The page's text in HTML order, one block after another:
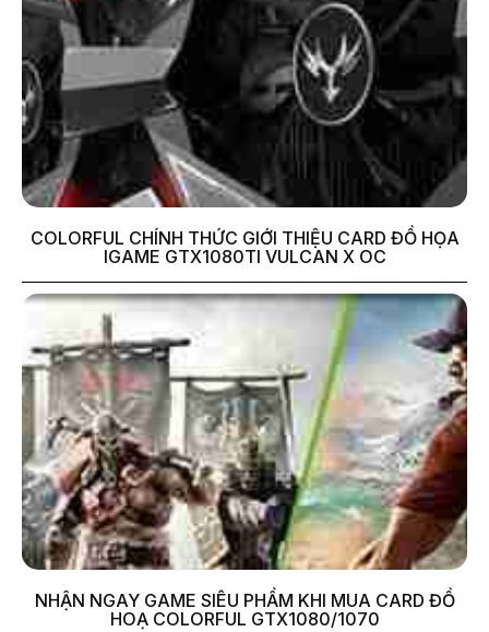
COLORFUL CHÍNH THỨC GIỚI THIỆU CARD ĐỒ HỌA
IGAME GTX1080TI VULCAN X OC
NHẬN NGAY GAME SIÊU PHẨM KHI MUA CARD ĐỒ
HOẠ COLORFUL GTX1080/1070